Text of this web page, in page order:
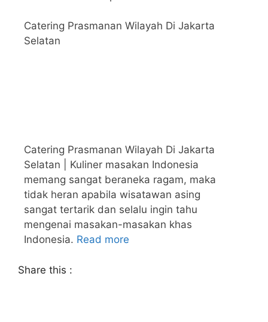
Catering Prasmanan Wilayah Di Jakarta
Selatan
Catering Prasmanan Wilayah Di Jakarta
Selatan | Kuliner masakan Indonesia
memang sangat beraneka ragam, maka
tidak heran apabila wisatawan asing
sangat tertarik dan selalu ingin tahu
mengenai masakan-masakan khas
Indonesia. Read more
Share this :